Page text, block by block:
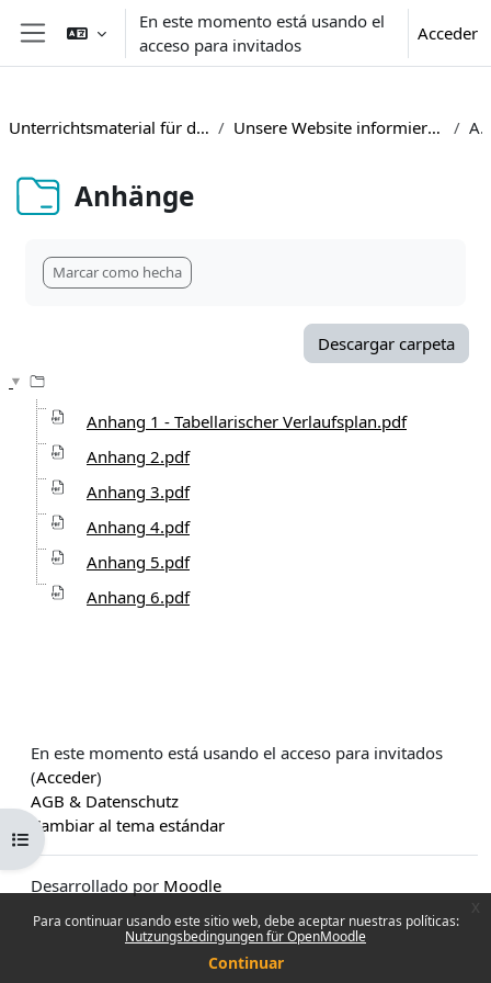
Salta al contenido principal
Para continuar usando este sitio web, debe aceptar nuestras políticas:
Nutzungsbedingungen für OpenMoodle
Continuar
Panel lateral
En este momento está usando el
acceso para invitados
Acceder
Abrir índice del curso
Unterrichtsmaterial für den medienkompetenzorientierten Biologieunterricht Unsere Website informiert! Immunisierung durch Impfungen als Hilfe für den Körper
Anhänge
Marcar como hecha
Descargar carpeta
Anhang 1 - Tabellarischer Verlaufsplan.pdf
Anhang 2.pdf
Anhang 3.pdf
Anhang 4.pdf
Anhang 5.pdf
Anhang 6.pdf
En este momento está usando el acceso para invitados
(Acceder)
AGB & Datenschutz
Cambiar al tema estándar
Desarrollado por Moodle